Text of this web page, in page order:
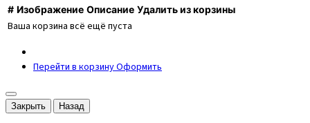
# Изображение Описание Удалить из корзины
Ваша корзина всё ещё пуста
Перейти в корзинуОформить
Закрыть Назад